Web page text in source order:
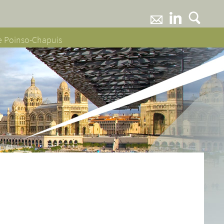
Poinso-Chapuis